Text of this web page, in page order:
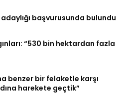
başvurusunda bulundu
“530 bin hektardan fazla
benzer bir felaketle karşı
harekete geçtik”